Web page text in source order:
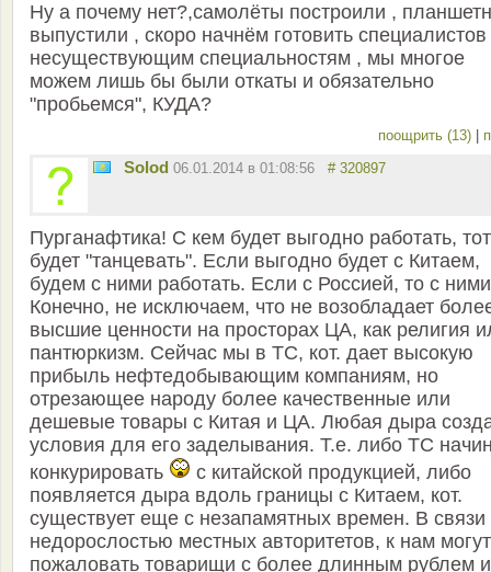
Ну а почему нет?,самолёты построили ,
выпустили , скоро начнём готовить
несуществующим специальностям , мы многое
можем лишь бы были откаты и обязательно
"пробьемся", КУДА?
поощрить (13)
Solod 06.01.2014 в 01:08:56 # 320897
Пурганафтика! С кем будет выгодно работать, тот
будет "танцевать". Если выгодно будет с Китаем,
будем с ними работать. Если с Россией, то с
Конечно, не исключаем, что не возобладает
высшие ценности на просторах ЦА, как религия
пантюркизм. Сейчас мы в ТС, кот. дает высокую
прибыль нефтедобывающим компаниям, но
отрезающее народу более качественные или
дешевые товары с Китая и ЦА. Любая дыра
условия для его заделывания. Т.е. либо ТС
конкурировать
с китайской продукцией, либо
появляется дыра вдоль границы с Китаем, кот.
существует еще с незапамятных времен. В связи
недорослостью местных авторитетов, к нам могут
пожаловать товарищи с более длинным рублем